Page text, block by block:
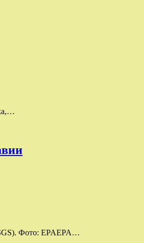
Фото: EPAEPA…